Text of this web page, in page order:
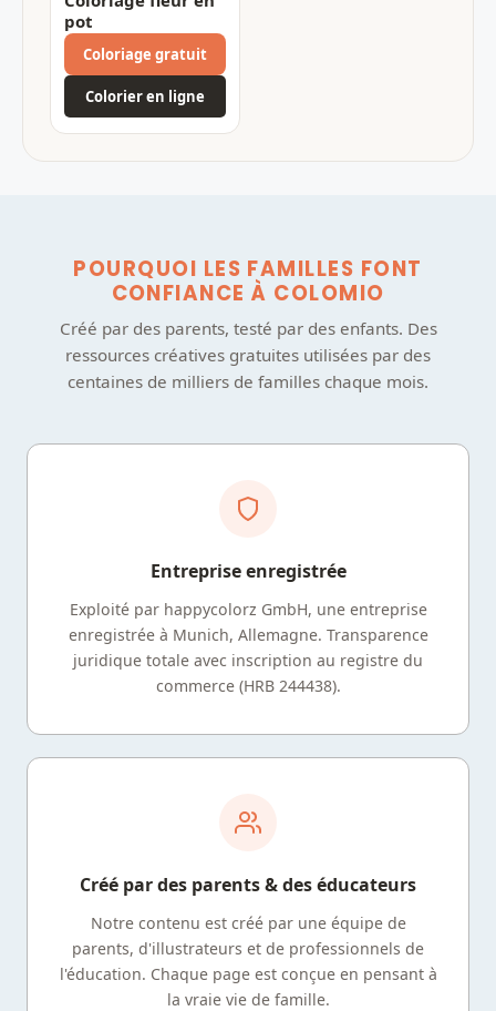
pot
Coloriage gratuit
Colorier en ligne
POURQUOI LES FAMILLES FONT
CONFIANCE À COLOMIO
Créé par des parents, testé par des enfants. Des
ressources créatives gratuites utilisées par des
centaines de milliers de familles chaque mois.
Entreprise enregistrée
Exploité par happycolorz GmbH, une entreprise
enregistrée à Munich, Allemagne. Transparence
juridique totale avec inscription au registre du
commerce (HRB 244438).
Créé par des parents & des éducateurs
Notre contenu est créé par une équipe de
parents, d'illustrateurs et de professionnels de
l'éducation. Chaque page est conçue en pensant à
la vraie vie de famille.